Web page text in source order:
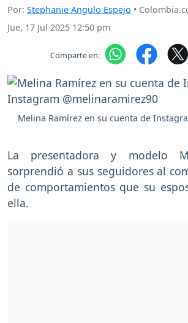
Por: Stephanie Angulo Espejo •
Jue, 17 Jul 2025 12:50 pm
Comparte en:
Melina Ramírez en su cuenta de
La presentadora y modelo
sorprendió a sus seguidores al
de comportamientos que su
ella.